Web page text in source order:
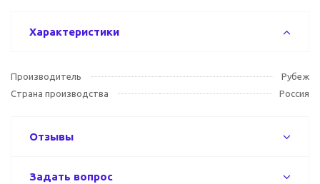
Характеристики
Производитель
Рубеж
Страна производства
Россия
Отзывы
Задать вопрос